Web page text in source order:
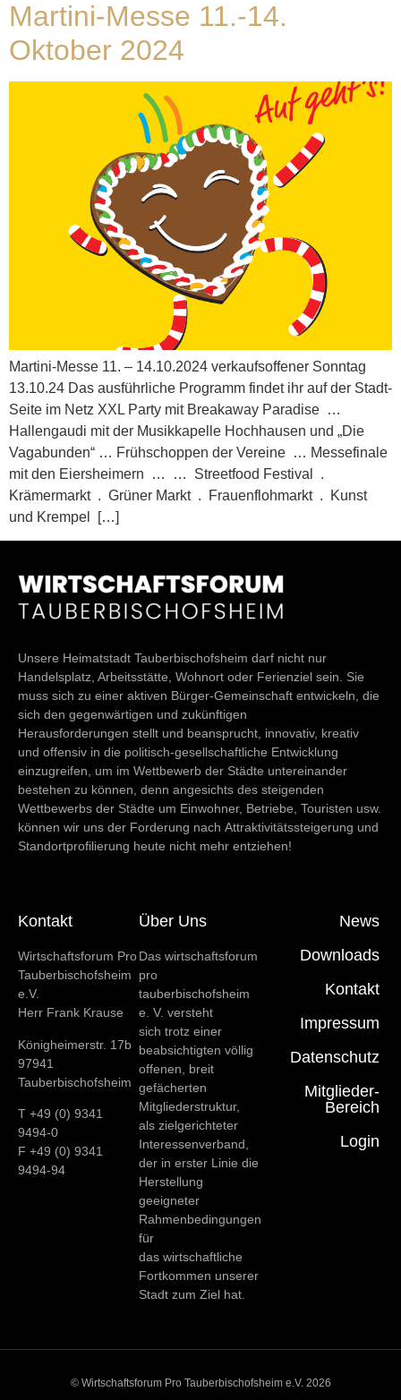
Martini-Messe 11.-14.
Oktober 2024
Martini-Messe 11. – 14.10.2024 verkaufsoffener Sonntag
13.10.24 Das ausführliche Programm findet ihr auf der Stadt-
Seite im Netz XXL Party mit Breakaway Paradise …
Hallengaudi mit der Musikkapelle Hochhausen und „Die
Vagabunden“ … Frühschoppen der Vereine … Messefinale
mit den Eiersheimern … … Streetfood Festival .
Krämermarkt . Grüner Markt . Frauenflohmarkt . Kunst
und Krempel […]
Unsere Heimatstadt Tauberbischofsheim darf nicht nur
Handelsplatz, Arbeitsstätte, Wohnort oder Ferienziel sein. Sie
muss sich zu einer aktiven Bürger-Gemeinschaft entwickeln, die
sich den gegenwärtigen und zukünftigen
Herausforderungen stellt und beansprucht, innovativ, kreativ
und offensiv in die politisch-gesellschaftliche Entwicklung
einzugreifen, um im Wettbewerb der Städte untereinander
bestehen zu können, denn angesichts des steigenden
Wettbewerbs der Städte um Einwohner, Betriebe, Touristen usw.
können wir uns der Forderung nach Attraktivitätssteigerung und
Standortprofilierung heute nicht mehr entziehen!
Kontakt
Wirtschaftsforum Pro
Tauberbischofsheim
e.V.
Herr Frank Krause
Königheimerstr. 17b
97941
Tauberbischofsheim
T +49 (0) 9341
9494-0
F +49 (0) 9341
9494-94
Über Uns
Das wirtschaftsforum
pro
tauberbischofsheim
e. V. versteht
sich trotz einer
beabsichtigten völlig
offenen, breit
gefächerten
Mitgliederstruktur,
als zielgerichteter
Interessenverband,
der in erster Linie die
Herstellung
geeigneter
Rahmenbedingungen
für
das wirtschaftliche
Fortkommen unserer
Stadt zum Ziel hat.
News
Downloads
Kontakt
Impressum
Datenschutz
Mitglieder-
Bereich
Login
© Wirtschaftsforum Pro Tauberbischofsheim e.V. 2026